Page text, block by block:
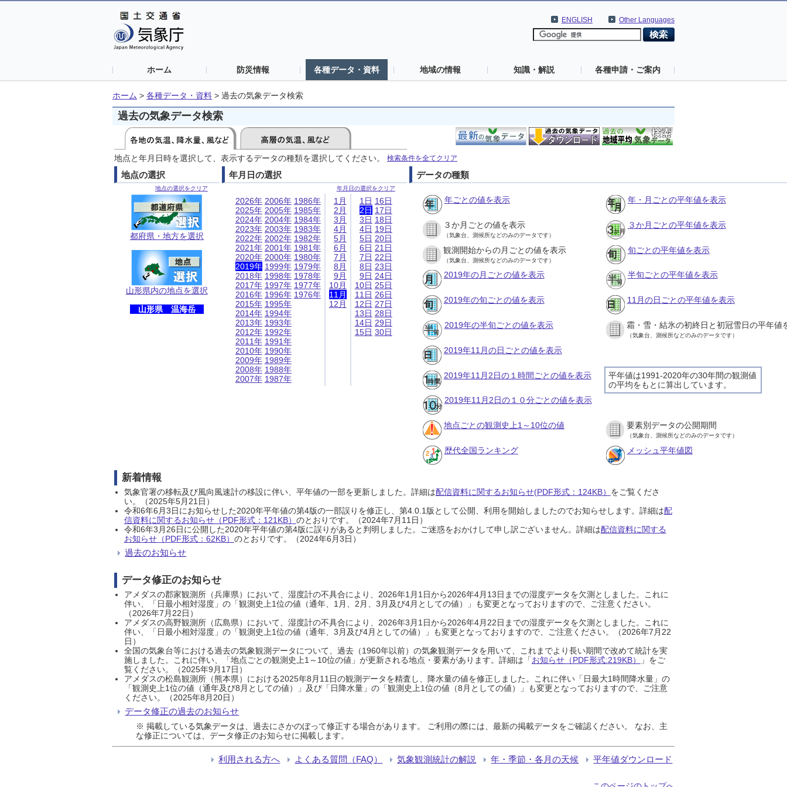
Other Languages
ENGLISH
ホーム 防災情報 各種データ・資料 地域の情報 知識・解説 各種申請・ご案内
ホーム > 各種データ・資料 > 過去の気象データ検索
過去の気象データ検索
地点と年月日時を選択して、表示するデータの種類を選択してください。 検索条件を全てクリア
地点の選択
地点の選択をクリア
都府県・地方を選択
山形県内の地点を選択
山形県 温海岳
年月日の選択
年月日の選択をクリア
2026年
2025年
2024年
2023年
2022年
2021年
2020年
2019年
2018年
2017年
2016年
2015年
2014年
2013年
2012年
2011年
2010年
2009年
2008年
2007年
2006年
2005年
2004年
2003年
2002年
2001年
2000年
1999年
1998年
1997年
1996年
1995年
1994年
1993年
1992年
1991年
1990年
1989年
1988年
1987年
1986年
1985年
1984年
1983年
1982年
1981年
1980年
1979年
1978年
1977年
1976年
1月
2月
3月
4月
5月
6月
7月
8月
9月
10月
11月
12月
1日
2日
3日
4日
5日
6日
7日
8日
9日
10日
11日
12日
13日
14日
15日
16日
17日
18日
19日
20日
21日
22日
23日
24日
25日
26日
27日
28日
29日
30日
データの種類
年ごとの値を表示 年・月ごとの平年値を表示
３か月ごとの値を表示
（気象台、測候所などのみのデータです）
３か月ごとの平年値を表示
観測開始からの月ごとの値を表示
（気象台、測候所などのみのデータです）
旬ごとの平年値を表示
2019年の月ごとの値を表示 半旬ごとの平年値を表示
2019年の旬ごとの値を表示 11月の日ごとの平年値を表示
2019年の半旬ごとの値を表示 霜・雪・結氷の初終日と初冠雪日の平年値
（気象台、測候所などのみのデータです）
2019年11月の日ごとの値を表示
平年値は1991-2020年の30年間の観測値
の平均をもとに算出しています。
2019年11月2日の１時間ごとの値を表示
2019年11月2日の１０分ごとの値を表示
地点ごとの観測史上1～10位の値 要素別データの公開期間
（気象台、測候所などのみのデータです）
歴代全国ランキング メッシュ平年値図
新着情報
気象官署の移転及び風向風速計の移設に伴い、平年値の一部を更新しました。詳細は配信資料に関するお知らせ(PDF形式：124KB） をご覧くださ
い。（2025年5月21日）
令和6年6月3日にお知らせした2020年平年値の第4版の一部誤りを修正し、第4.0.1版として公開、利用を開始しましたのでお知らせします。詳細は配
信資料に関するお知らせ（PDF形式：121KB） のとおりです。（2024年7月11日）
令和6年3月26日に公開した2020年平年値の第4版に誤りがあると判明しました。ご迷惑をおかけして申し訳ございません。詳細は配信資料に関する
お知らせ（PDF形式：62KB） のとおりです。（2024年6月3日）
過去のお知らせ
データ修正のお知らせ
アメダスの郡家観測所（兵庫県）において、湿度計の不具合により、2026年1月1日から2026年4月13日までの湿度データを欠測としました。これに
伴い、「日最小相対湿度」の「観測史上1位の値（通年、1月、2月、3月及び4月としての値）」も変更となっておりますので、ご注意ください。
（2026年7月22日）
アメダスの高野観測所（広島県）において、湿度計の不具合により、2026年3月1日から2026年4月22日までの湿度データを欠測としました。これに
伴い、「日最小相対湿度」の「観測史上1位の値（通年、3月及び4月としての値）」も変更となっておりますので、ご注意ください。（2026年7月22
日）
全国の気象台等における過去の気象観測データについて、過去（1960年以前）の気象観測データを用いて、これまでより長い期間で改めて統計を実
施しました。これに伴い、「地点ごとの観測史上1～10位の値」が更新される地点・要素があります。詳細は「お知らせ（PDF形式:219KB）
」をご
覧ください。（2025年9月17日）
アメダスの松島観測所（熊本県）における2025年8月11日の観測データを精査し、降水量の値を修正しました。これに伴い「日最大1時間降水量」の
「観測史上1位の値（通年及び8月としての値）」及び「日降水量」の「観測史上1位の値（8月としての値）」も変更となっておりますので、ご注意
ください。（2025年8月20日）
データ修正の過去のお知らせ
※ 掲載している気象データは、過去にさかのぼって修正する場合があります。 ご利用の際には、最新の掲載データをご確認ください。 なお、主
な修正については、データ修正のお知らせに掲載します。
利用される方へ よくある質問（FAQ） 気象観測統計の解説 年・季節・各月の天候 平年値ダウンロード